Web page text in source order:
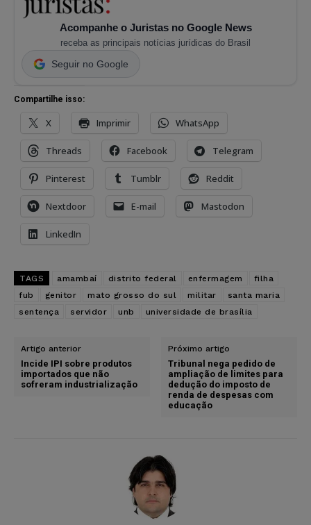
Acompanhe o Juristas no Google News
receba as principais notícias jurídicas do Brasil
Seguir no Google
Compartilhe isso:
X Imprimir WhatsApp
Threads Facebook Telegram
Pinterest Tumblr Reddit
Nextdoor E-mail Mastodon
LinkedIn
TAGS amambaí distrito federal enfermagem
filha
fub
genitor mato grosso do sul militar
santa maria
sentença
servidor unb universidade de brasília
Artigo anterior
Incide IPI sobre produtos
importados que não
sofreram industrialização
Próximo artigo
Tribunal nega pedido de
ampliação de limites para
dedução do imposto de
renda de despesas com
educação